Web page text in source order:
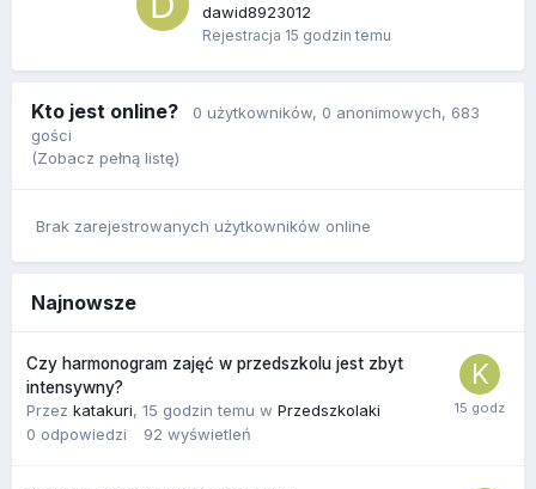
dawid8923012
Rejestracja 15 godzin temu
Kto jest online? 0 użytkowników, 0 anonimowych, 683
gości
(Zobacz pełną listę)
Brak zarejestrowanych użytkowników online
Najnowsze
Czy harmonogram zajęć w przedszkolu jest zbyt
intensywny?
Przez katakuri, 15 godzin temu w Przedszkolaki
0 odpowiedzi 92 wyświetleń